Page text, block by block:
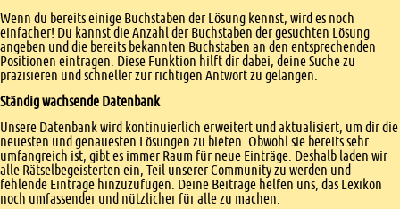
Wenn du bereits einige Buchstaben der Lösung kennst, wird es noch
einfacher! Du kannst die Anzahl der Buchstaben der gesuchten Lösung
angeben und die bereits bekannten Buchstaben an den entsprechenden
Positionen eintragen. Diese Funktion hilft dir dabei, deine Suche zu
präzisieren und schneller zur richtigen Antwort zu gelangen.
Ständig wachsende Datenbank
Unsere Datenbank wird kontinuierlich erweitert und aktualisiert, um dir die
neuesten und genauesten Lösungen zu bieten. Obwohl sie bereits sehr
umfangreich ist, gibt es immer Raum für neue Einträge. Deshalb laden wir
alle Rätselbegeisterten ein, Teil unserer Community zu werden und
fehlende Einträge hinzuzufügen. Deine Beiträge helfen uns, das Lexikon
noch umfassender und nützlicher für alle zu machen.